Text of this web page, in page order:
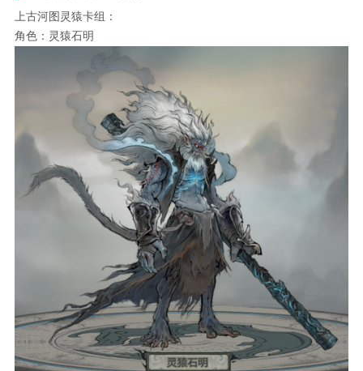
上古河图灵猿卡组：
角色：灵猿石明